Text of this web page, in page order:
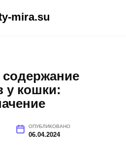
mira.su
у кошки:
ОПУБЛИКОВАНО
06.04.2024